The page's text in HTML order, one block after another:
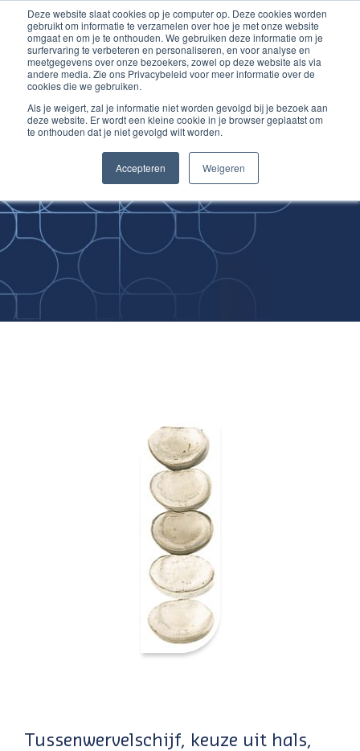
Deze website slaat cookies op je computer op. Deze cookies worden
gebruikt om informatie te verzamelen over hoe je met onze website
omgaat en om je te onthouden. We gebruiken deze informatie om je
surfervaring te verbeteren en personaliseren, en voor analyse en
meetgegevens over onze bezoekers, zowel op deze website als via
andere media. Zie ons Privacybeleid voor meer informatie over de
cookies die we gebruiken.
Als je weigert, zal je informatie niet worden gevolgd bij je bezoek aan
deze website. Er wordt een kleine cookie in je browser geplaatst om
te onthouden dat je niet gevolgd wilt worden.
Accepteren Weigeren
Inloggen account
Ga
naar
de
inhoud
Improving
Medical Skills
Tussenwervelschijf, keuze uit hals,